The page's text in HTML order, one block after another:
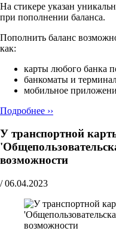
На стикере указан
при пополнении баланса.
Пополнить баланс
как:
карты любого банка
банкоматы и
мобильное
Подробнее ››
У транспортной
возможности
/ 06.04.2023